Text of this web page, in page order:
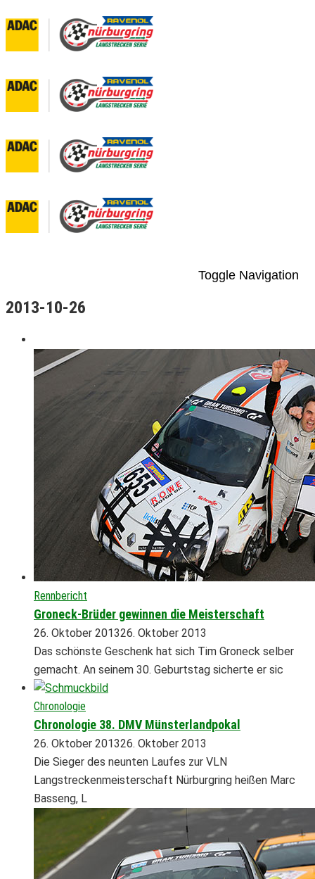
Toggle Navigation
2013-10-26
Rennbericht
Groneck-Brüder gewinnen die Meisterschaft
26. Oktober 201326. Oktober 2013
Das schönste Geschenk hat sich Tim Groneck selber
gemacht. An seinem 30. Geburtstag sicherte er sic
Chronologie
Chronologie 38. DMV Münsterlandpokal
26. Oktober 201326. Oktober 2013
Die Sieger des neunten Laufes zur VLN
Langstreckenmeisterschaft Nürburgring heißen Marc
Basseng, L